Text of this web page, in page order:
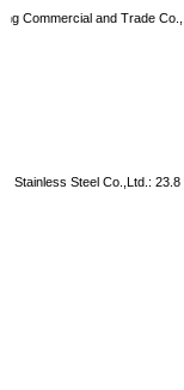
Stainless Steel Co.,Ltd.: 23.8
Commercial and Trade